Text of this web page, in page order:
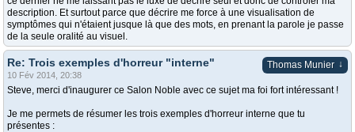
description. Et surtout parce que décrire me force à une visualisation de
symptômes qui n'étaient jusque là que des mots, en prenant la parole je passe
de la seule oralité au visuel.
Thomas Munier ↓
Re: Trois exemples d'horreur "interne"
10 Fév 2014, 20:38
Steve, merci d'inaugurer ce Salon Noble avec ce sujet ma foi fort intéressant !
Je me permets de résumer les trois exemples d'horreur interne que tu
présentes :